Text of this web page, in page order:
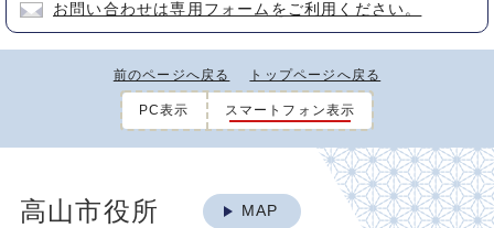
お問い合わせは専用フォームをご利用ください。
前のページへ戻る トップページへ戻る
PC表示 スマートフォン表示
高山市役所 MAP